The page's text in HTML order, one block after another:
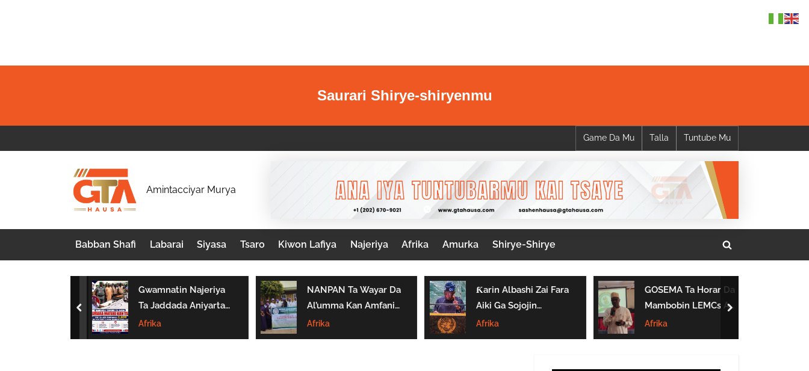
Saurari Shirye-shiryenmu
Game Da Mu Talla Tuntube Mu
G
A
H
a
u
s
Amintacciyar Murya
Babban Shafi Labarai Siyasa Tsaro Kiwon Lafiya Najeriya Afrika Amurka Shirye-Shirye
Toggle
form
Gwamnatin Najeriya
Ta Jaddada Aniyarta
Ta Daƙile Yaɗuwar
Makamai Ba Bisa
Afrika
NANPAN Ta Wayar Da
Al’umma Kan Amfanin
Shayar Da Jarirai Nono
Kaɗai
Afrika
Ƙarin Albashi Zai Fara
Aiki Ga Sojojin
Najeriya Daga
Satumba
Afrika
GOSEMA Ta Horar Da
Mambobin LEMCs A
Jihar Gombe
Afrika
prev next